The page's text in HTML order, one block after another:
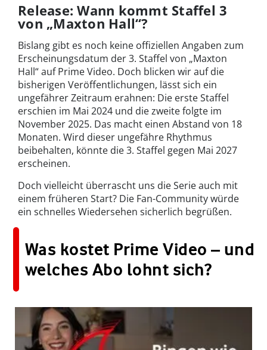
Release: Wann kommt Staffel 3
von „Maxton Hall“?
Bislang gibt es noch keine offiziellen Angaben zum
Erscheinungsdatum der 3. Staffel von „Maxton
Hall“ auf Prime Video. Doch blicken wir auf die
bisherigen Veröffentlichungen, lässt sich ein
ungefährer Zeitraum erahnen: Die erste Staffel
erschien im Mai 2024 und die zweite folgte im
November 2025. Das macht einen Abstand von 18
Monaten. Wird dieser ungefähre Rhythmus
beibehalten, könnte die 3. Staffel gegen Mai 2027
erscheinen.
Doch vielleicht überrascht uns die Serie auch mit
einem früheren Start? Die Fan-Community würde
ein schnelles Wiedersehen sicherlich begrüßen.
Was kostet Prime Video – und
welches Abo lohnt sich?